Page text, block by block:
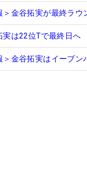
＞金谷拓実が最終ラ
実は22位Tで最終日
＞金谷拓実はイーブ